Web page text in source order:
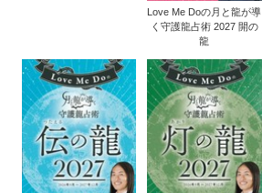
Love Me Doの月と龍が導
く守護龍占術 2027 開の
龍